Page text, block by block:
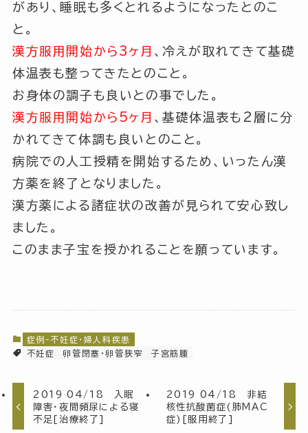
があり、睡眠も多くとれるようになったとのこ
と。
漢方服用開始から3ヶ月 、冷えが取れてきて基礎
体温表も整ってきたとのこと。
お身体の調子も良いとの事でした。
漢方服用開始から5ヶ月 、基礎体温表も2層に分
かれてきて体調も良いとのこと。
病院での人工授精を開始するため、いったん漢
方薬を終了となりました。
漢方薬による諸症状の改善が見られて安心致し
ました。
このまま子宝を授かれることを願っています。
症例-不妊症・婦人科疾患
不妊症
卵管閉塞・卵管狭窄 子宮筋腫
2019 04/18 入眠
障害・夜間頻尿による寝
不足[治療終了]
2019 04/18 非結
核性抗酸菌症(肺MAC
症)[服用終了]